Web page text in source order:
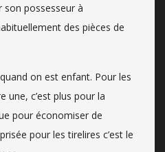
son possesseur à
des pièces de
on est enfant. Pour les
une, c’est plus pour la
pour économiser de
pour les tirelires c’est le